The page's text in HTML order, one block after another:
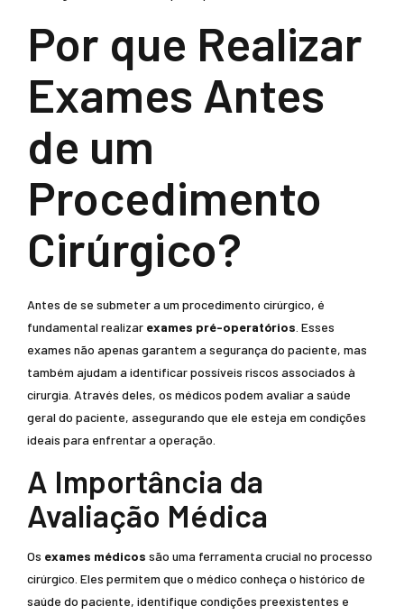
Por que Realizar
Exames Antes
de um
Procedimento
Cirúrgico?
Antes de se submeter a um procedimento cirúrgico, é
fundamental realizar exames pré-operatórios . Esses
exames não apenas garantem a segurança do paciente, mas
também ajudam a identificar possíveis riscos associados à
cirurgia. Através deles, os médicos podem avaliar a saúde
geral do paciente, assegurando que ele esteja em condições
ideais para enfrentar a operação.
A Importância da
Avaliação Médica
Os exames médicos são uma ferramenta crucial no processo
cirúrgico. Eles permitem que o médico conheça o histórico de
saúde do paciente, identifique condições preexistentes e